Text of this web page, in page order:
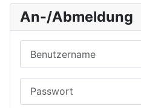
An-/Abmeldung